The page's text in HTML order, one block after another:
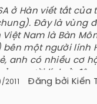
ở Hàn viết tắt
Đây là vùng
Việt Nam là Bàn
bên một người lính
anh có nhiều cơ
người lính ở đây.
2011 Đăng bởi Kiến